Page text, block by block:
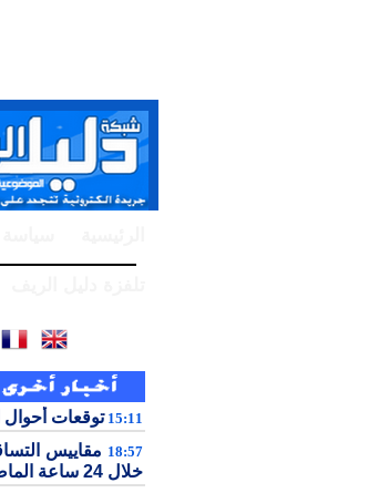
15:11 توقعات
18:57 مقاييس
خلال 24 ساعة الماضية